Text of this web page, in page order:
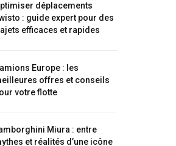
déplacements
: guide expert pour des
efficaces et rapides
Europe : les
offres et conseils
votre flotte
Miura : entre
et réalités d’une icône